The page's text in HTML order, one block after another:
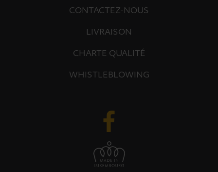
CONTACTEZ-NOUS
LIVRAISON
CHARTE QUALITÉ
WHISTLEBLOWING